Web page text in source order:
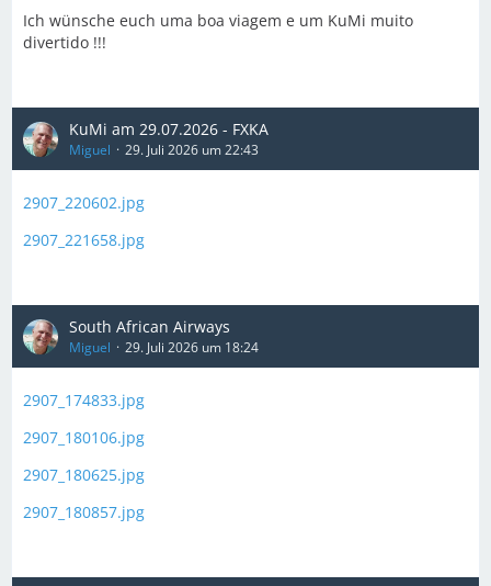
Ich wünsche euch uma boa viagem e um KuMi muito
divertido !!!
KuMi am 29.07.2026 - FXKA
Miguel 29. Juli 2026 um 22:43
2907_220602.jpg
2907_221658.jpg
South African Airways
Miguel 29. Juli 2026 um 18:24
2907_174833.jpg
2907_180106.jpg
2907_180625.jpg
2907_180857.jpg